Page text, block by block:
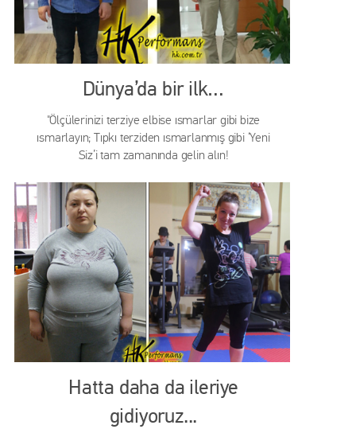
Dünya’da bir ilk…
"Ölçülerinizi terziye elbise ısmarlar gibi bize
ısmarlayın; Tıpkı terziden ısmarlanmış gibi ‘Yeni
Siz’i tam zamanında gelin alın!
Hatta daha da ileriye
gidiyoruz...